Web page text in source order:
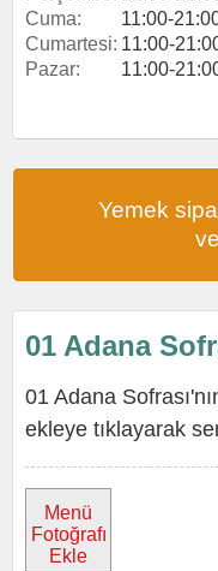
Cuma:
11:00-
Cumartesi: 11:00-
Pazar:
11:00-
Yemek
01 Adana
01 Adana
ekleye tıklayarak
Menü
Fotoğrafı
Ekle